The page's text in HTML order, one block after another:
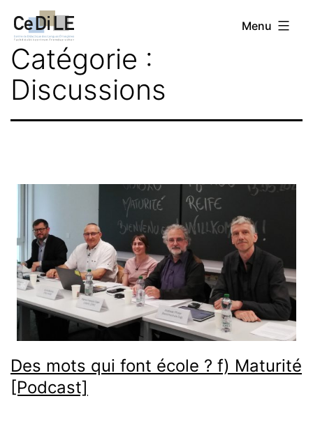
au
contenu
CeDiLE Menu
Catégorie :
Discussions
Des mots qui font école ? f) Maturité
[Podcast]